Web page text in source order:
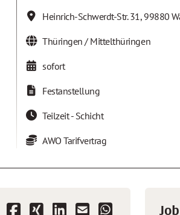
Heinrich-Schwerdt-Str. 31,99880
Thüringen / Mittelthüringen
sofort
Festanstellung
Teilzeit - Schicht
AWO Tarifvertrag